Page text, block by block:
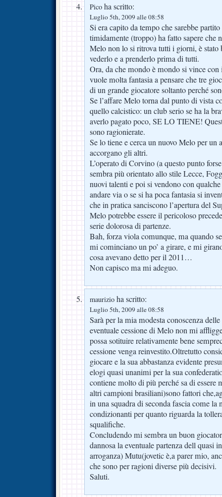
Pico ha scritto:
Luglio 5th, 2009 alle 08:58
Si era capito da tempo che sarebbe
timidamente (troppo) ha fatto sapere che
Melo non lo si ritrova tutti i giorni, è
vederlo e a prenderlo prima di tutti.
Ora, da che mondo è mondo si vince
vuole molta fantasia a pensare che tre
di un grande giocatore soltanto perché
Se l’affare Melo torna dal punto di vista
quello calcistico: un club serio se ha la
averlo pagato poco, SE LO TIENE!
sono ragionierate.
Se lo tiene e cerca un nuovo Melo per un
accorgano gli altri.
L’operato di Corvino (a questo punto
sembra più orientato allo stile Lecce,
nuovi talenti e poi si vendono con
andare via o se si ha poca fantasia si
che in pratica sanciscono l’apertura del
Melo potrebbe essere il pericoloso
serie dolorosa di partenze.
Bah, forza viola comunque, ma quando
mi cominciano un po’ a girare, e mi
cosa avevano detto per il 2011…
Non capisco ma mi adeguo.
maurizio ha scritto:
Luglio 5th, 2009 alle 08:58
Sarà per la mia modesta conoscenza
eventuale cessione di Melo non mi
possa sotituire relativamente bene
cessione venga reinvestito.Oltretutto
giocare e la sua abbastanza evidente
elogi quasi unanimi per la sua
contiene molto di più perché sa di essere
altri campioni brasiliani)sono fattori
in una squadra di seconda fascia come la
condizionanti per quanto riguarda la
squalifiche.
Concludendo mi sembra un buon
dannosa la eventuale partenza dell quasi
arroganza) Mutu(jovetic è,a parer mio,
che sono per ragioni diverse più decisivi.
Saluti.